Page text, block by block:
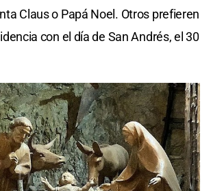
Claus o Papá Noel. Otros prefieren
con el día de San Andrés, el 30